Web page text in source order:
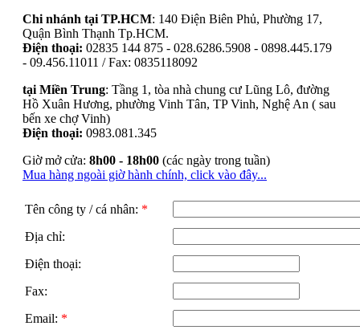
Chi nhánh tại TP.HCM: 140 Điện Biên Phủ, Phường 17,
Quận Bình Thạnh Tp.HCM.
Điện thoại: 02835 144 875 - 028.6286.5908 - 0898.445.179
- 09.456.11011 / Fax: 0835118092
tại Miền Trung: Tầng 1, tòa nhà chung cư Lũng Lô, đường
Hồ Xuân Hương, phường Vinh Tân, TP Vinh, Nghệ An ( sau
bến xe chợ Vinh)
Điện thoại: 0983.081.345
Giờ mở cửa: 8h00 - 18h00 (các ngày trong tuần)
Mua hàng ngoài giờ hành chính, click vào đây...
Tên công ty / cá nhân: *
Địa chỉ:
Điện thoại:
Fax:
Email: *